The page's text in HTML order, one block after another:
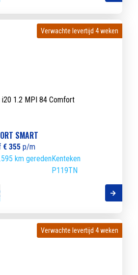
Verwachte levertijd 4 weken
Verwachte levertijd 4 weken
SMART
€ 355 p/m
km geredenKenteken
P119TN
Verwachte levertijd 4 weken
Verwachte levertijd 4 weken